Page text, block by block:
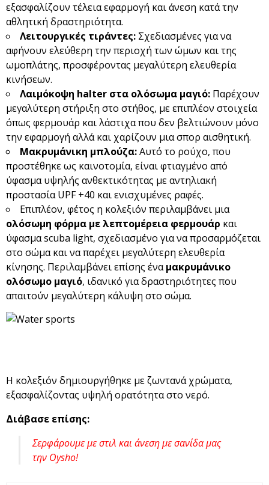
εξασφαλίζουν τέλεια εφαρμογή και άνεση κατά την
αθλητική δραστηριότητα.
Λειτουργικές τιράντες: Σχεδιασμένες για να
αφήνουν ελεύθερη την περιοχή των ώμων και της
ωμοπλάτης, προσφέροντας μεγαλύτερη ελευθερία
κινήσεων.
Λαιμόκοψη halter στα ολόσωμα μαγιό: Παρέχουν
μεγαλύτερη στήριξη στο στήθος, με επιπλέον στοιχεία
όπως φερμουάρ και λάστιχα που δεν βελτιώνουν μόνο
την εφαρμογή αλλά και χαρίζουν μια σπορ αισθητική.
Μακρυμάνικη μπλούζα:Αυτό το ρούχο, που
προστέθηκε ως καινοτομία, είναι φτιαγμένο από
ύφασμα υψηλής ανθεκτικότητας με αντηλιακή
προστασία UPF +40 και ενισχυμένες ραφές.
Επιπλέον, φέτος η κολεξιόν περιλαμβάνει μια
ολόσωμη φόρμα με λεπτομέρεια φερμουάρ και
ύφασμα scuba light, σχεδιασμένο για να προσαρμόζεται
στο σώμα και να παρέχει μεγαλύτερη ελευθερία
κίνησης. Περιλαμβάνει επίσης έναμακρυμάνικο
ολόσωμο μαγιό, ιδανικό για δραστηριότητες που
απαιτούν μεγαλύτερη κάλυψη στο σώμα.
Η κολεξιόν δημιουργήθηκε με ζωντανά χρώματα,
εξασφαλίζοντας υψηλή ορατότητα στο νερό.
Διάβασε επίσης:
Σερφάρουμε με στιλ και άνεση με σανίδα μας
την Oysho!